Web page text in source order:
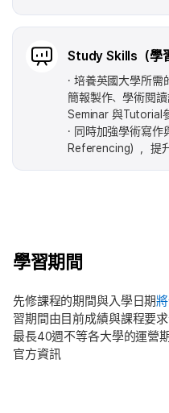
Study Skills（學
培養英國大學所需
簡報製作、學術閱
Seminar 與Tutorial
同時加強學術寫作
Referencing），提
學習期間
先修課程的期間與入學日期
習期間由目前成績與課程要
最長40週不等各大學的運營
官方資訊